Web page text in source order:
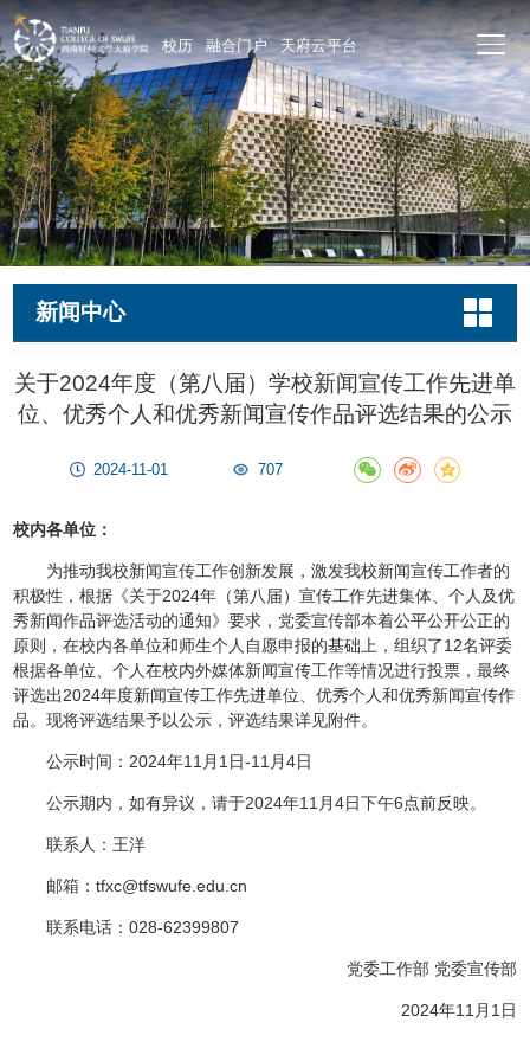
校历 融合门户 天府云平台
新闻中心
关于2024年度（第八届）学校新闻宣传工作先进单
位、优秀个人和优秀新闻宣传作品评选结果的公示
2024-11-01 707
校内各单位：
为推动我校新闻宣传工作创新发展，激发我校新闻宣传工作者的
积极性，根据《关于2024年（第八届）宣传工作先进集体、个人及优
秀新闻作品评选活动的通知》要求，党委宣传部本着公平公开公正的
原则，在校内各单位和师生个人自愿申报的基础上，组织了12名评委
根据各单位、个人在校内外媒体新闻宣传工作等情况进行投票，最终
评选出2024年度新闻宣传工作先进单位、优秀个人和优秀新闻宣传作
品。现将评选结果予以公示，评选结果详见附件。
公示时间：2024年11月1日-11月4日
公示期内，如有异议，请于2024年11月4日下午6点前反映。
联系人：王洋
邮箱：tfxc@tfswufe.edu.cn
联系电话：028-62399807
党委工作部 党委宣传部
2024年11月1日